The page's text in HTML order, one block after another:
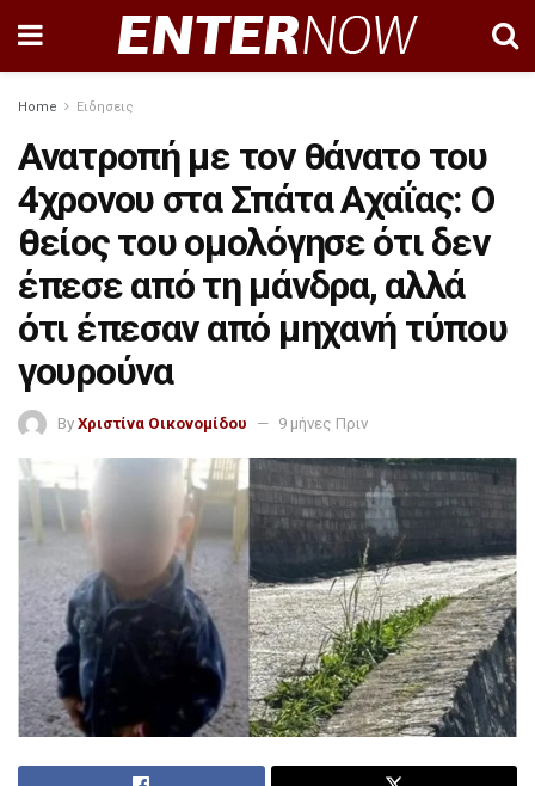
Home Ειδησεις
Ανατροπή με τον θάνατο του
4χρονου στα Σπάτα Αχαΐας: Ο
θείος του ομολόγησε ότι δεν
έπεσε από τη μάνδρα, αλλά
ότι έπεσαν από μηχανή τύπου
γουρούνα
By Χριστίνα Οικονομίδου 9 μήνες Πριν